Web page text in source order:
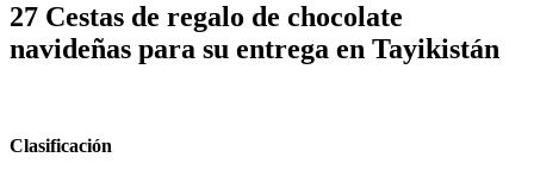
27 Cestas de regalo de chocolate
navideñas para su entrega en Tayikistán
Clasificación